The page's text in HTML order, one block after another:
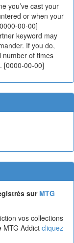
you’ve cast your
or when your
00-00]
keyword may
If you do,
number of times
[0000-00-00]
sur MTG
vos collections
MTG Addict cliquez